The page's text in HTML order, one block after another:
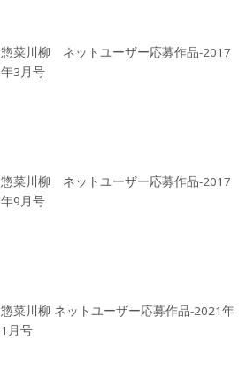
惣菜川柳 ネットユーザー応募作品-2017
年3月号
惣菜川柳 ネットユーザー応募作品-2017
年9月号
惣菜川柳 ネットユーザー応募作品-2021年
1月号